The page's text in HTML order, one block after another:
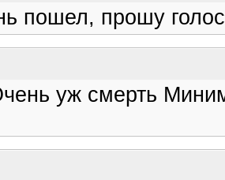
пошел, прошу
уж смерть